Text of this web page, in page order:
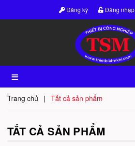
Đăng ký Đăng nhập
Trang chủ | Tất cả sản phẩm
TẤT CẢ SẢN PHẨM